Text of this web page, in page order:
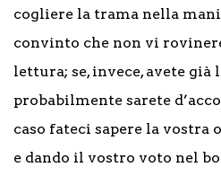
cogliere la trama nella
convinto che non vi
lettura; se, invece, avete
probabilmente sarete
caso fateci sapere la
e dando il vostro voto nel